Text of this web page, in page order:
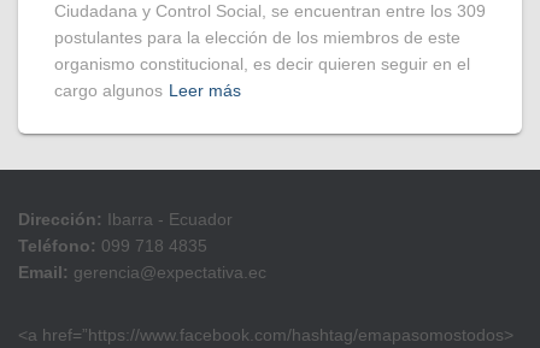
Ciudadana y Control Social, se encuentran entre los 309
postulantes para la elección de los miembros de este
organismo constitucional, es decir quieren seguir en el
cargo algunos Leer más
Dirección: Ibarra - Ecuador
Teléfono: 099 718 4835
Email: gerencia@expectativa.ec
<a href=”https://www.facebook.com/hashtag/emapasomostodos>